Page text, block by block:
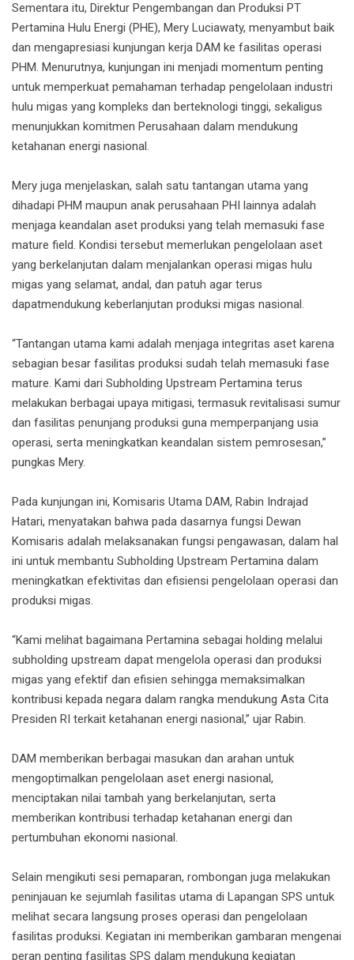
Sementara itu, Direktur Pengembangan dan Produksi PT
Pertamina Hulu Energi (PHE), Mery Luciawaty, menyambut baik
dan mengapresiasi kunjungan kerja DAM ke fasilitas operasi
PHM. Menurutnya, kunjungan ini menjadi momentum penting
untuk memperkuat pemahaman terhadap pengelolaan industri
hulu migas yang kompleks dan berteknologi tinggi, sekaligus
menunjukkan komitmen Perusahaan dalam mendukung
ketahanan energi nasional.
Mery juga menjelaskan, salah satu tantangan utama yang
dihadapi PHM maupun anak perusahaan PHI lainnya adalah
menjaga keandalan aset produksi yang telah memasuki fase
mature field. Kondisi tersebut memerlukan pengelolaan aset
yang berkelanjutan dalam menjalankan operasi migas hulu
migas yang selamat, andal, dan patuh agar terus
dapatmendukung keberlanjutan produksi migas nasional.
“Tantangan utama kami adalah menjaga integritas aset karena
sebagian besar fasilitas produksi sudah telah memasuki fase
mature. Kami dari Subholding Upstream Pertamina terus
melakukan berbagai upaya mitigasi, termasuk revitalisasi sumur
dan fasilitas penunjang produksi guna memperpanjang usia
operasi, serta meningkatkan keandalan sistem pemrosesan,”
pungkas Mery.
Pada kunjungan ini, Komisaris Utama DAM, Rabin Indrajad
Hatari, menyatakan bahwa pada dasarnya fungsi Dewan
Komisaris adalah melaksanakan fungsi pengawasan, dalam hal
ini untuk membantu Subholding Upstream Pertamina dalam
meningkatkan efektivitas dan efisiensi pengelolaan operasi dan
produksi migas.
“Kami melihat bagaimana Pertamina sebagai holding melalui
subholding upstream dapat mengelola operasi dan produksi
migas yang efektif dan efisien sehingga memaksimalkan
kontribusi kepada negara dalam rangka mendukung Asta Cita
Presiden RI terkait ketahanan energi nasional,” ujar Rabin.
DAM memberikan berbagai masukan dan arahan untuk
mengoptimalkan pengelolaan aset energi nasional,
menciptakan nilai tambah yang berkelanjutan, serta
memberikan kontribusi terhadap ketahanan energi dan
pertumbuhan ekonomi nasional.
Selain mengikuti sesi pemaparan, rombongan juga melakukan
peninjauan ke sejumlah fasilitas utama di Lapangan SPS untuk
melihat secara langsung proses operasi dan pengelolaan
fasilitas produksi. Kegiatan ini memberikan gambaran mengenai
peran penting fasilitas SPS dalam mendukung kegiatan